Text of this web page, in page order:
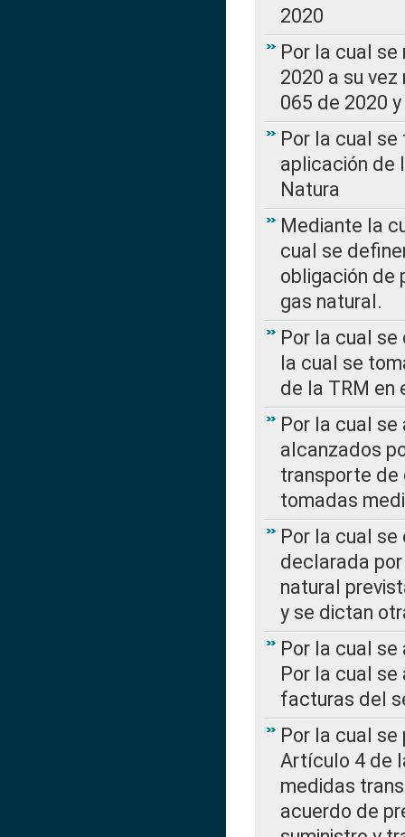
2020
Por la cual se
2020 a su
065 de 2020
Por la cual
aplicación de
Natura
Mediante la
cual se
obligación de
gas natural.
Por la cual se
la cual se
de la TRM en
Por la cual
alcanzados
transporte de
tomadas
Por la cual
declarada
natural
y se dictan
Por la cual se
Por la cual
facturas del
Por la cual
Artículo 4 de
medidas
acuerdo de